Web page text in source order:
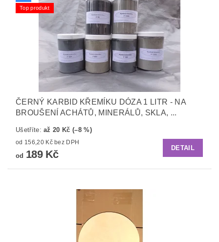
Top produkt
ČERNÝ KARBID KŘEMÍKU DÓZA 1 LITR - NA
BROUŠENÍ ACHÁTŮ, MINERÁLŮ, SKLA, ...
Ušetříte:až 20 Kč (–8 %)
od 156,20 Kč bez DPH
od 189 Kč
DETAIL